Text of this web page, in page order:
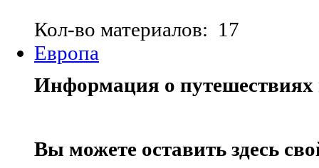
Кол-во материалов: 17
Европа
Информация о путешествиях
Вы можете оставить здесь